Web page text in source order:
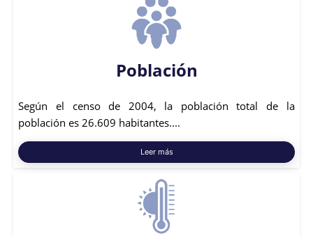
Población
Según el censo de 2004, la población total de la
población es 26.609 habitantes....
Leer más